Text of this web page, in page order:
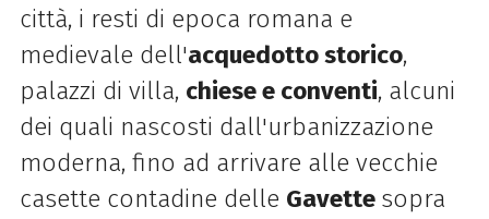
città, i resti di epoca romana e
medievale dell'acquedotto storico,
palazzi di villa, chiese e conventi, alcuni
dei quali nascosti dall'urbanizzazione
moderna, fino ad arrivare alle vecchie
casette contadine delle Gavette sopra